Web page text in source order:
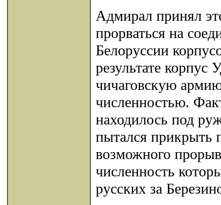
Адмирал принял
прорваться на
Белоруссии
результате корпус
чичаговскую
численностью.
находилось под
пытался прикрыть
возможного
численность
русских за